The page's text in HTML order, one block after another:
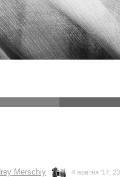
Merschiy 4 жовтня '17,